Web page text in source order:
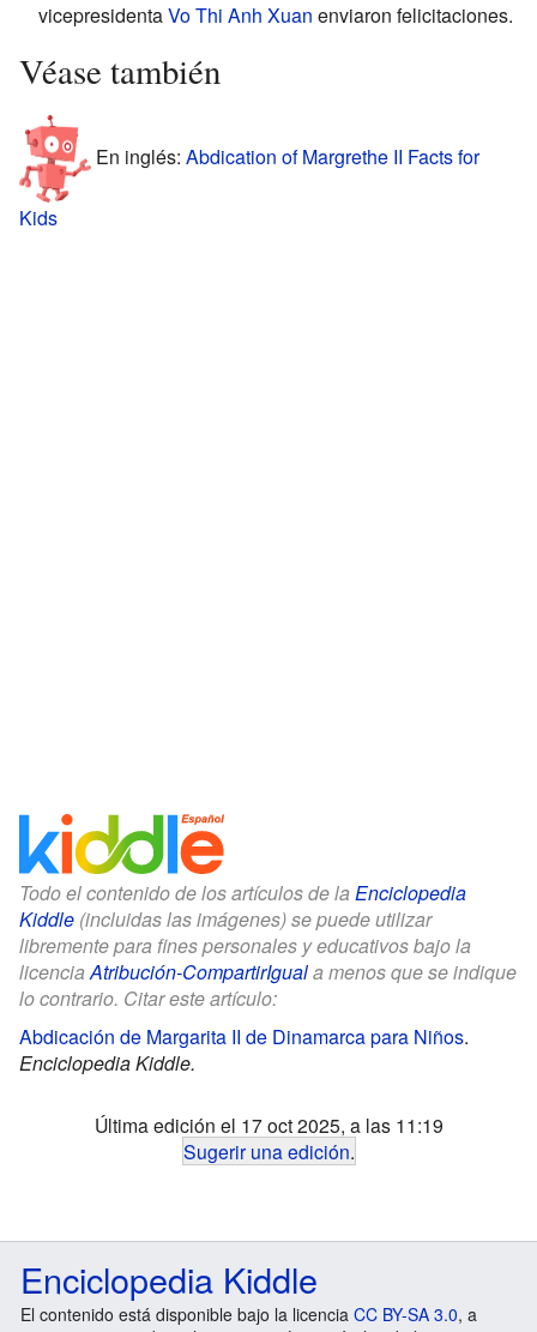
vicepresidentaVo Thi Anh Xuan enviaron felicitaciones.
Véase también
En inglés: Abdication of Margrethe II Facts for
Kids
Todo el contenido de los artículos de la Enciclopedia
Kiddle (incluidas las imágenes) se puede utilizar
libremente para fines personales y educativos bajo la
licenciaAtribución-CompartirIguala menos que se indique
lo contrario. Citar este artículo:
Abdicación de Margarita II de Dinamarca para Niños.
Enciclopedia Kiddle.
Última edición el 17 oct 2025, a las 11:19
Sugerir una edición.
Enciclopedia Kiddle
El contenido está disponible bajo la licencia CC BY-SA 3.0, a